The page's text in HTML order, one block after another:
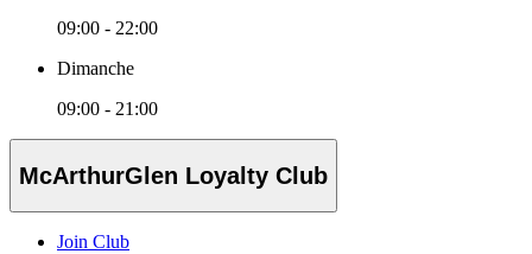
09:00 - 22:00
Dimanche
09:00 - 21:00
McArthurGlen Loyalty Club
Join Club